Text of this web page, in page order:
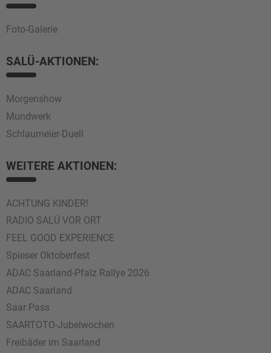
Foto-Galerie
SALÜ-AKTIONEN:
Morgenshow
Mundwerk
Schlaumeier-Duell
WEITERE AKTIONEN:
ACHTUNG KINDER!
RADIO SALÜ VOR ORT
FEEL GOOD EXPERIENCE
Spieser Oktoberfest
ADAC Saarland-Pfalz Rallye 2026
ADAC Saarland
Saar Pass
SAARTOTO-Jubelwochen
Freibäder im Saarland